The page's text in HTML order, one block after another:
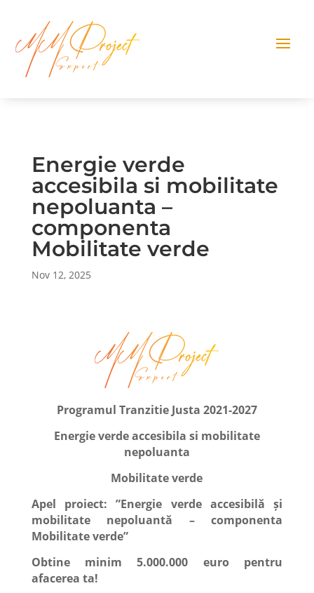
Energie verde
accesibila si mobilitate
nepoluanta –
componenta
Mobilitate verde
Nov 12, 2025
Programul Tranzitie Justa 2021-2027
Energie verde accesibila si mobilitate
nepoluanta
Mobilitate verde
Apel proiect:”Energie verde accesibilă și
mobilitate nepoluantă – componenta
Mobilitate verde”
Obtine minim 5.000.000 euro pentru
afacerea ta!